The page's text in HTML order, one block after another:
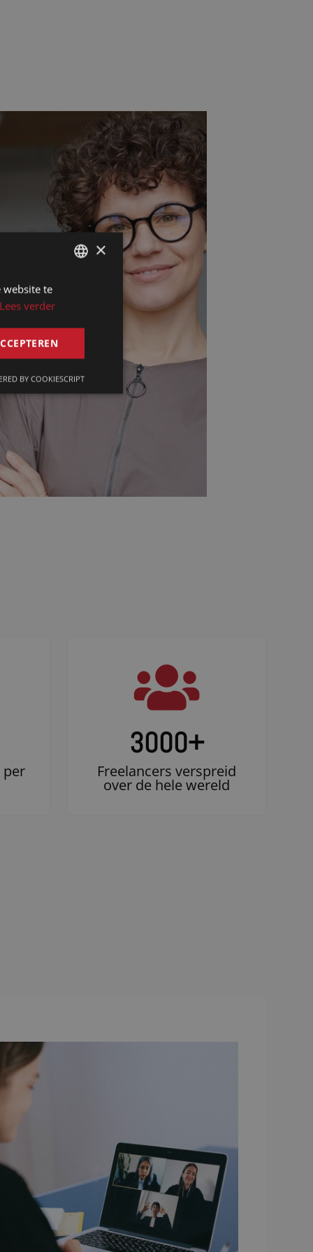
per
3000+
Freelancers verspreid
over de hele wereld
FRENCH
ENGLISH
×
website te
Lees verder
BY COOKIESCRIPT